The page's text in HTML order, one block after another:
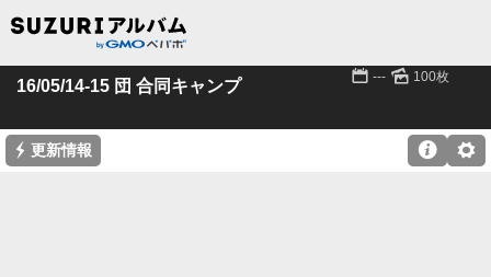
16/05/14-15 団 合同キャンプ 📅 --- 🌄 100枚
⚡ 更新情報 ⚙
